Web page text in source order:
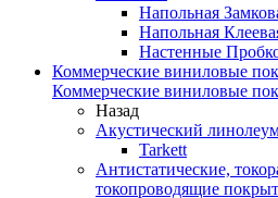
Напольная
Напольная
Настенные
Коммерческие виниловые
Коммерческие виниловые
Назад
Акустический
Tarkett
Антистатические,
токопроводящие